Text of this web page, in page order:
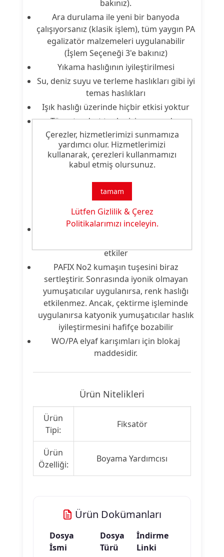
bakınız).
Ara durulama ile yeni bir banyoda
çalışıyorsanız (klasik işlem), tüm yaygın PA
egalizatör malzemeleri uygulanabilir
(İşlem Seçeneği 3'e bakınız)
Yıkama haslığının iyileştirilmesi
Su, deniz suyu ve terleme haslıkları gibi iyi
temas haslıkları
Işık haslığı üzerinde hiçbir etkisi yoktur
Tüm standart tonlar için uygundur
(parlak renkler hariç; PAFIX No1 ile
mavimsi bir renk tonuna sapma
olmadığından son işlem için PAFIX No1
kullanmanızı öneririz)
Ayrıca, PAFIX No2 aşağıdaki ürün
özelliklerine sahiptir:
Sonraki ısı ile sabitleme işlemleri haslık
etkiler
PAFIX No2 kumaşın tuşesini biraz
sertleştirir. Sonrasında iyonik olmayan
yumuşatıcılar uygulanırsa, renk haslığı
etkilenmez. Ancak, çektirme işleminde
uygulanırsa katyonik yumuşatıcılar haslık
iyileştirmesini hafifçe bozabilir
WO/PA elyaf karışımları için blokaj
maddesidir.
Ürün Nitelikleri
Ürün
Tipi:
Fiksatör
Ürün
Özelliği:
Boyama Yardımcısı
Ürün Dokümanları
Dosya
İsmi
Dosya
Türü
İndirme
Linki
Çerezler, hizmetlerimizi sunmamıza
yardımcı olur. Hizmetlerimizi
kullanarak, çerezleri kullanmamızı
kabul etmiş olursunuz.
tamam
Lütfen Gizlilik & Çerez
Politikalarımızı inceleyin.